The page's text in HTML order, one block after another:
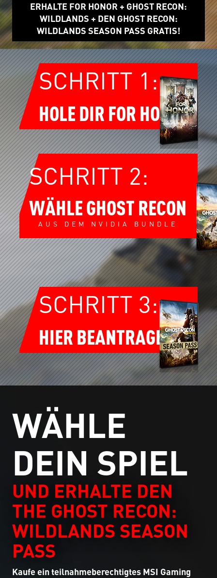
ERHALTE FOR HONOR + GHOST RECON:
WILDLANDS + DEN GHOST RECON:
WILDLANDS SEASON PASS GRATIS!
SCHRITT 1:
HOLE DIR FOR HONOR
SCHRITT 2:
WÄHLE GHOST RECON
AUS DEM NVIDIA BUNDLE
SCHRITT 3:
HIER BEANTRAGEN
WÄHLE
DEIN SPIEL
UND ERHALTE DEN
THE GHOST RECON:
WILDLANDS SEASON
PASS
Kaufe ein teilnahmeberechtigtes MSI Gaming